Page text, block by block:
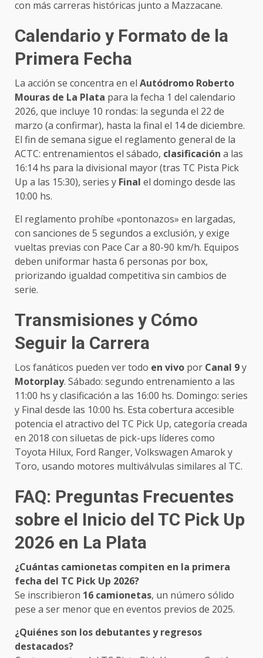
con más carreras históricas junto a Mazzacane.
Calendario y Formato de la
Primera Fecha
La acción se concentra en el Autódromo Roberto
Mouras de La Plata para la fecha 1 del calendario
2026, que incluye 10 rondas: la segunda el 22 de
marzo (a confirmar), hasta la final el 14 de diciembre.
El fin de semana sigue el reglamento general de la
ACTC: entrenamientos el sábado, clasificación a las
16:14 hs para la divisional mayor (tras TC Pista Pick
Up a las 15:30), series y Final el domingo desde las
10:00 hs.
El reglamento prohíbe «pontonazos» en largadas,
con sanciones de 5 segundos a exclusión, y exige
vueltas previas con Pace Car a 80-90 km/h. Equipos
deben uniformar hasta 6 personas por box,
priorizando igualdad competitiva sin cambios de
serie.
Transmisiones y Cómo
Seguir la Carrera
Los fanáticos pueden ver todo en vivo por Canal 9y
Motorplay. Sábado: segundo entrenamiento a las
11:00 hs y clasificación a las 16:00 hs. Domingo: series
y Final desde las 10:00 hs. Esta cobertura accesible
potencia el atractivo del TC Pick Up, categoría creada
en 2018 con siluetas de pick-ups líderes como
Toyota Hilux, Ford Ranger, Volkswagen Amarok y
Toro, usando motores multiválvulas similares al TC.
FAQ: Preguntas Frecuentes
sobre el Inicio del TC Pick Up
2026 en La Plata
¿Cuántas camionetas compiten en la primera
fecha del TC Pick Up 2026?
Se inscribieron 16 camionetas, un número sólido
pese a ser menor que en eventos previos de 2025.
¿Quiénes son los debutantes y regresos
destacados?